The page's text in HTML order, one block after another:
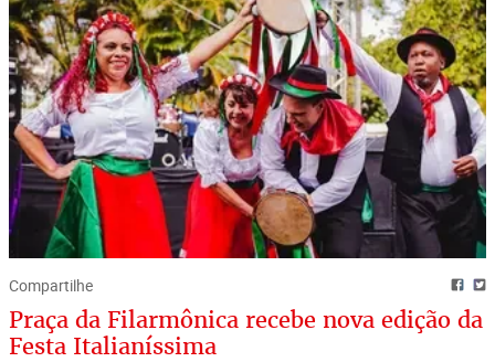
Compartilhe
Praça da Filarmônica recebe nova edição da
Festa Italianíssima